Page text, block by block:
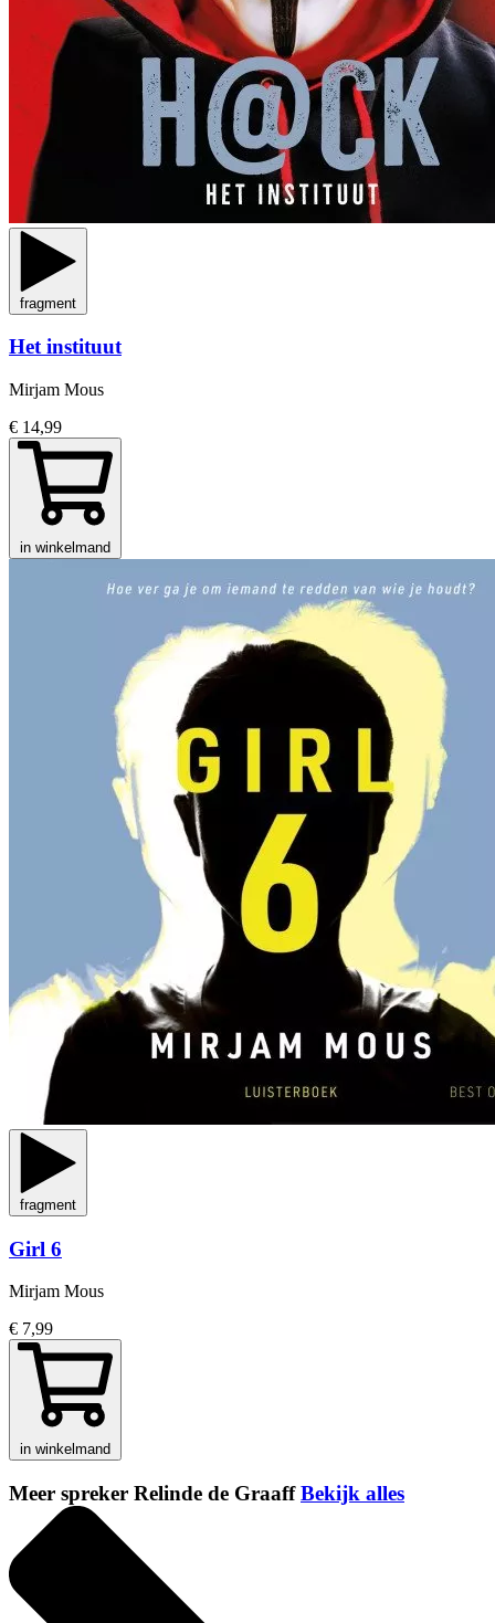
fragment
Het instituut
Mirjam Mous
€ 14,99
in winkelmand
fragment
Girl 6
Mirjam Mous
€ 7,99
in winkelmand
Meer spreker Relinde de GraaffBekijk alles